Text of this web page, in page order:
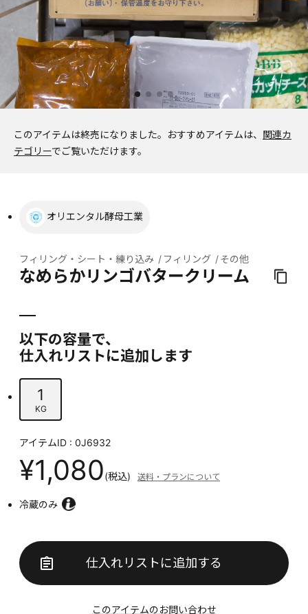
このアイテムは終売になりました。 おすすめアイテムは、 関連カ
テゴリーでご覧いただけます。
オリエンタル酵母工業
フィリング・シート・練り込み フィリング その他
なめらかリンゴバタークリーム
以下の容量で、
仕入れリストに追加します
1
KG
アイテムID : 0J6932
¥1,080(税込) 送料・プランについて
冷蔵のみ
仕入れリストに追加する
このアイテムのお問い合わせ